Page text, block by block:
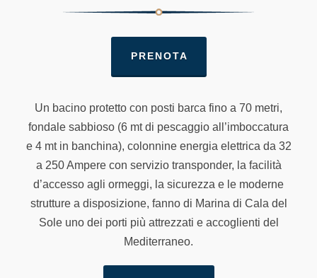
PRENOTA
Un bacino protetto con posti barca fino a 70 metri,
fondale sabbioso (6 mt di pescaggio all’imboccatura
e 4 mt in banchina), colonnine energia elettrica da 32
a 250 Ampere con servizio transponder, la facilità
d’accesso agli ormeggi, la sicurezza e le moderne
strutture a disposizione, fanno di Marina di Cala del
Sole uno dei porti più attrezzati e accoglienti del
Mediterraneo.